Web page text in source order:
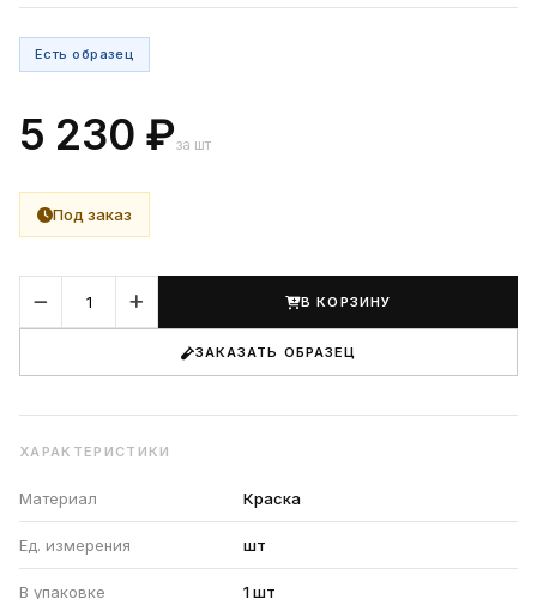
Есть образец
5 230 ₽за шт
Под заказ
В КОРЗИНУ
ЗАКАЗАТЬ ОБРАЗЕЦ
ХАРАКТЕРИСТИКИ
Материал Краска
Ед. измерения шт
В упаковке 1 шт